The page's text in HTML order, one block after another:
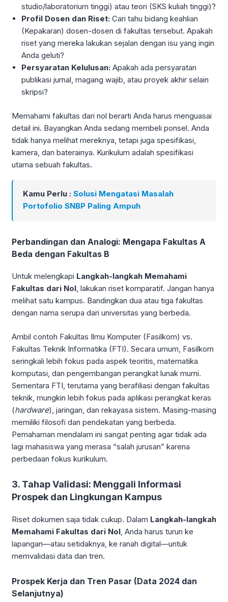
studio/laboratorium tinggi) atau teori (SKS kuliah tinggi)?
Profil Dosen dan Riset: Cari tahu bidang keahlian
(Kepakaran) dosen-dosen di fakultas tersebut. Apakah
riset yang mereka lakukan sejalan dengan isu yang ingin
Anda geluti?
Persyaratan Kelulusan: Apakah ada persyaratan
publikasi jurnal, magang wajib, atau proyek akhir selain
skripsi?
Memahami fakultas dari nol berarti Anda harus menguasai
detail ini. Bayangkan Anda sedang membeli ponsel. Anda
tidak hanya melihat mereknya, tetapi juga spesifikasi,
kamera, dan baterainya. Kurikulum adalah spesifikasi
utama sebuah fakultas.
Kamu Perlu : Solusi Mengatasi Masalah
Portofolio SNBP Paling Ampuh
Perbandingan dan Analogi: Mengapa Fakultas A
Beda dengan Fakultas B
Untuk melengkapi Langkah-langkah Memahami
Fakultas dari Nol, lakukan riset komparatif. Jangan hanya
melihat satu kampus. Bandingkan dua atau tiga fakultas
dengan nama serupa dari universitas yang berbeda.
Ambil contoh Fakultas Ilmu Komputer (Fasilkom) vs.
Fakultas Teknik Informatika (FTI). Secara umum, Fasilkom
seringkali lebih fokus pada aspek teoritis, matematika
komputasi, dan pengembangan perangkat lunak murni.
Sementara FTI, terutama yang berafiliasi dengan fakultas
teknik, mungkin lebih fokus pada aplikasi perangkat keras
(hardware), jaringan, dan rekayasa sistem. Masing-masing
memiliki filosofi dan pendekatan yang berbeda.
Pemahaman mendalam ini sangat penting agar tidak ada
lagi mahasiswa yang merasa “salah jurusan” karena
perbedaan fokus kurikulum.
3. Tahap Validasi: Menggali Informasi
Prospek dan Lingkungan Kampus
Riset dokumen saja tidak cukup. Dalam Langkah-langkah
Memahami Fakultas dari Nol , Anda harus turun ke
lapangan—atau setidaknya, ke ranah digital—untuk
memvalidasi data dan tren.
Prospek Kerja dan Tren Pasar (Data 2024 dan
Selanjutnya)